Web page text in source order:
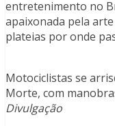
entretenimento no
apaixonada pela
plateias por onde
Motociclistas se
Morte, com
Divulgação